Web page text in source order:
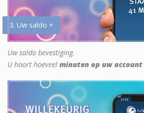
3. Uw saldo +
Uw saldo bevestiging.
U hoort hoeveel minuten op uw account